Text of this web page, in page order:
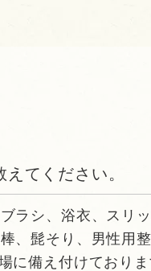
てください。
ラシ、浴衣、スリ
、髭そり、男性用
備え付けておりま